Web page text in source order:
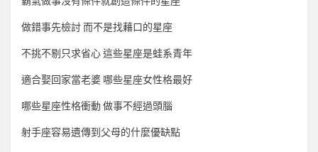
做錯事先檢討 而不是找藉口的星座
不挑不剔只求省心 這些星座是蛙系青年
適合娶回家當老婆 哪些星座女性格最好
哪些星座性格衝動 做事不經過頭腦
射手座容易遺傳到父母的什麼優缺點